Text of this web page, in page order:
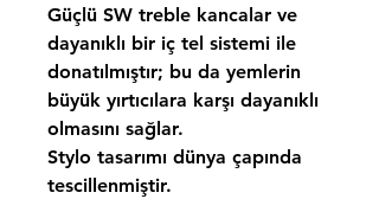
Güçlü SW treble kancalar ve
dayanıklı bir iç tel sistemi ile
donatılmıştır; bu da yemlerin
büyük yırtıcılara karşı dayanıklı
olmasını sağlar.
Stylo tasarımı dünya çapında
tescillenmiştir.